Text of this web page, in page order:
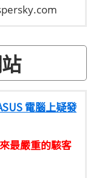
電腦上疑發
最嚴重的駭客